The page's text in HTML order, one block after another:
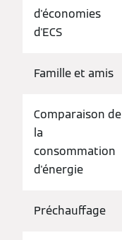
d'économies
d'ECS
Famille et amis
Comparaison de
la
consommation
d'énergie
Préchauffage